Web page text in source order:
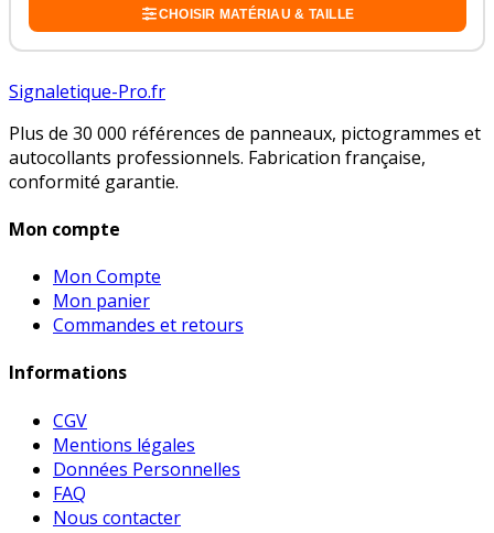
CHOISIR MATÉRIAU & TAILLE
Signaletique-Pro.fr
Plus de 30 000 références de panneaux, pictogrammes et
autocollants professionnels. Fabrication française,
conformité garantie.
Mon compte
Mon Compte
Mon panier
Commandes et retours
Informations
CGV
Mentions légales
Données Personnelles
FAQ
Nous contacter